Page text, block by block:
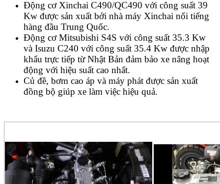
Động cơ Xinchai C490/QC490 với công suất 39
Kw được sản xuất bởi nhà máy Xinchai nổi tiếng
hàng đầu Trung Quốc.
Động cơ Mitsubishi S4S với công suất 35.3 Kw
và Isuzu C240 với công suất 35.4 Kw được nhập
khẩu trực tiếp từ Nhật Bản đảm bảo xe nâng hoạt
động với hiệu suất cao nhất.
Củ đề, bơm cao áp và máy phát được sản xuất
đồng bộ giúp xe làm việc hiệu quả.